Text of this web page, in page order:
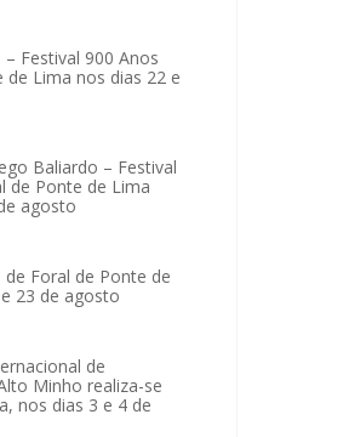
Festival 900 Anos
de Lima nos dias 22 e
Baliardo – Festival
de Ponte de Lima
agosto
de Foral de Ponte de
23 de agosto
de
Minho realiza-se
nos dias 3 e 4 de